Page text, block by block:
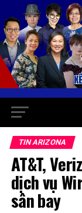
TIN ARIZONA
AT&T,
dịch vụ
sân bay